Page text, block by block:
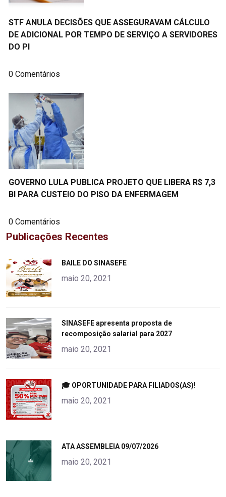
STF ANULA DECISÕES QUE ASSEGURAVAM CÁLCULO
DE ADICIONAL POR TEMPO DE SERVIÇO A SERVIDORES
DO PI
0 Comentários
GOVERNO LULA PUBLICA PROJETO QUE LIBERA R$ 7,3
BI PARA CUSTEIO DO PISO DA ENFERMAGEM
0 Comentários
Publicações Recentes
alt="product">
BAILE DO SINASEFE
maio 20, 2021
alt="product">
SINASEFE apresenta proposta de
recomposição salarial para 2027
maio 20, 2021
alt="product">
🎓 OPORTUNIDADE PARA FILIADOS(AS)!
maio 20, 2021
alt="product">
ATA ASSEMBLEIA 09/07/2026
maio 20, 2021